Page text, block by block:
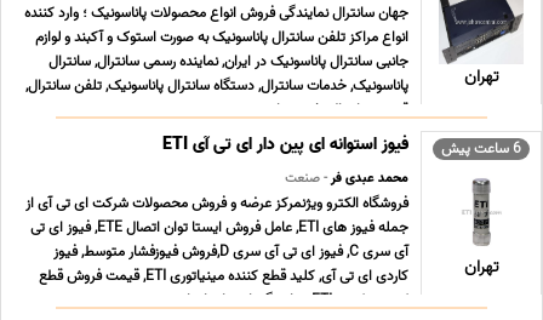
تهران
جهان سانترال نمایندگی فروش انواع محصولات پاناسونیک ؛ وارد کننده
انواع مراکز تلفن سانترال پاناسونیک به صورت استوک و آکبند و لوازم
جانبی سانترال پاناسونیک در ایران, نماینده رسمی سانترال, سانترال
پاناسونیک, خدمات سانترال, دستگاه سانترال پاناسونیک, تلفن سانترال,
قیمت سانترال, خرید سا ... ...
6 ساعت پیش
تهران
فیوز استوانه ای پین دار ای تی آی ETI
محمد عبدی فر- صنعت
فروشگاه الکترو ویژنمرکز عرضه و فروش محصولات شرکت ای تی آی از
جمله فیوز های ETI, عامل فروش ایستا توان اتصال ETE, فیوز ای تی
آی سری C, فیوز ای تی آی سری D,فروش فیوزفشار متوسط, فیوز
کاردی ای تی آی, کلید قطع کننده مینیاتوری ETI, قیمت فروش قطع
کننده ترکیبی ETI, نمایندگی ایستا توان اتص ... ...